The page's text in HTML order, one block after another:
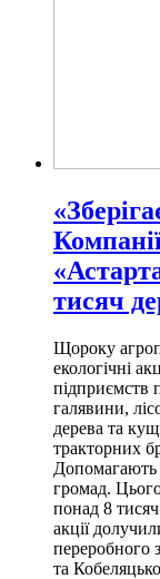
тисяч
Щороку
екологічні
підприємств
галявини,
дерева та
тракторних
Допомагають
громад.
понад 8
акції
переробного
та